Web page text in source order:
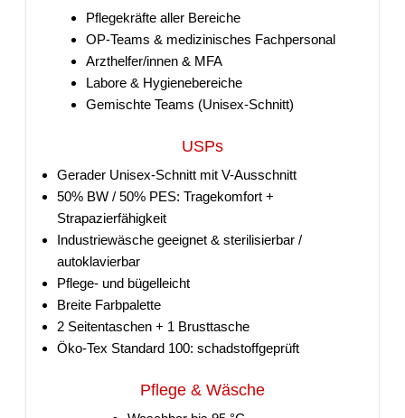
Pflegekräfte aller Bereiche
OP-Teams & medizinisches Fachpersonal
Arzthelfer/innen & MFA
Labore & Hygienebereiche
Gemischte Teams (Unisex-Schnitt)
USPs
Gerader Unisex-Schnitt mit V-Ausschnitt
50% BW / 50% PES: Tragekomfort +
Strapazierfähigkeit
Industriewäsche geeignet & sterilisierbar /
autoklavierbar
Pflege- und bügelleicht
Breite Farbpalette
2 Seitentaschen + 1 Brusttasche
Öko-Tex Standard 100: schadstoffgeprüft
Pflege & Wäsche